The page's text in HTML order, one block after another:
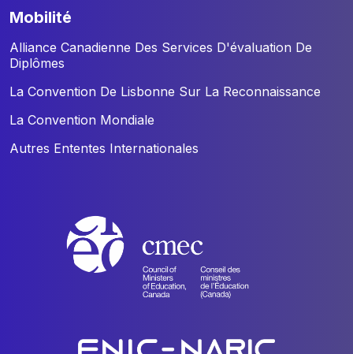
mobilité
Alliance Canadienne Des Services D'évaluation De
Diplômes
La Convention De Lisbonne Sur La Reconnaissance
La Convention Mondiale
Autres Ententes Internationales